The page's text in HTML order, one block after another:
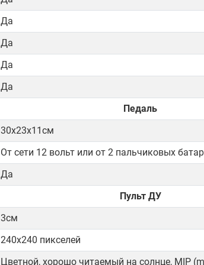
Да
Да
Да
Да
Педаль
30х23х11см
От сети 12 вольт или от 2 пальчиковых
Да
Пульт ДУ
3см
240х240 пикселей
Цветной, хорошо читаемый на солнце, MIP